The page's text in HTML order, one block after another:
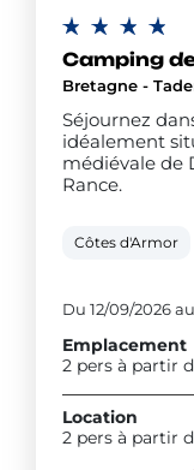
Camping
Bretagne -
Séjournez
idéalement
médiévale de
Rance.
Côtes d'Armor
Du 12/09/2026
Emplacement
2 pers à partir
Location
2 pers à partir